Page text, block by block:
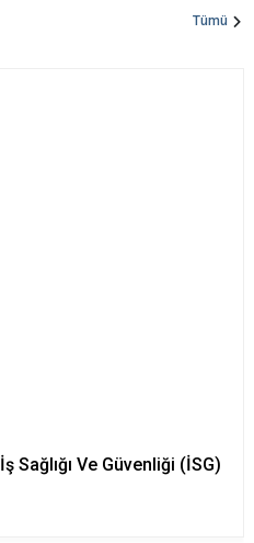
Tümü
Sağlığı Ve Güvenliği (İSG)